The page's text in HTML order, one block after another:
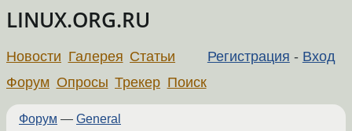
LINUX.ORG.RU
Регистрация - Вход
Новости Галерея Статьи
Форум Опросы Трекер Поиск
Форум — General